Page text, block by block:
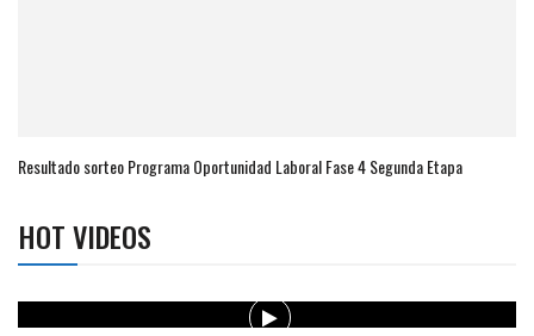
Resultado sorteo Programa Oportunidad Laboral Fase 4 Segunda Etapa
HOT VIDEOS